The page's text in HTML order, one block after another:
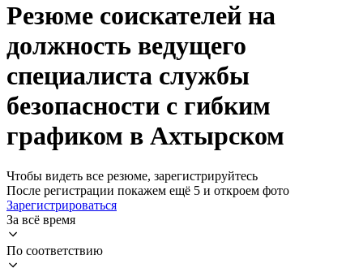
Резюме соискателей на
должность ведущего
специалиста службы
безопасности с гибким
графиком в Ахтырском
Чтобы видеть все резюме, зарегистрируйтесь
После регистрации покажем ещё 5 и откроем фото
Зарегистрироваться
За всё время
По соответствию